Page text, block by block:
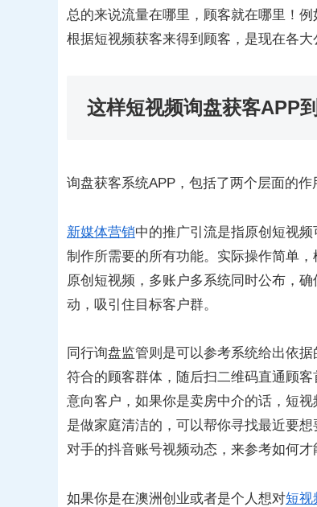
总的来说流量在哪里，顾客就在哪里！
根据短视频获客来得到顾客，是现在各
这样短视频询盘获客APP
询盘获客系统APP，包括了两个层面的作
新媒体营销中的推广引流是指原创短视
制作所需要的所有功能。实际操作简单
原创短视频，多账户多系统同时公布，
动，吸引住目标客户群。
同行询盘监管则是可以参考系统给出依
符合的顾客群体，随后扫二维码直通顾
意向客户，如果你是卖房中介的话，短
是做家庭清洁的，可以帮你寻找最近要
对手的抖音账号视频动态，来参考如何才
如果你是在澳洲创业或者是个人想对短视